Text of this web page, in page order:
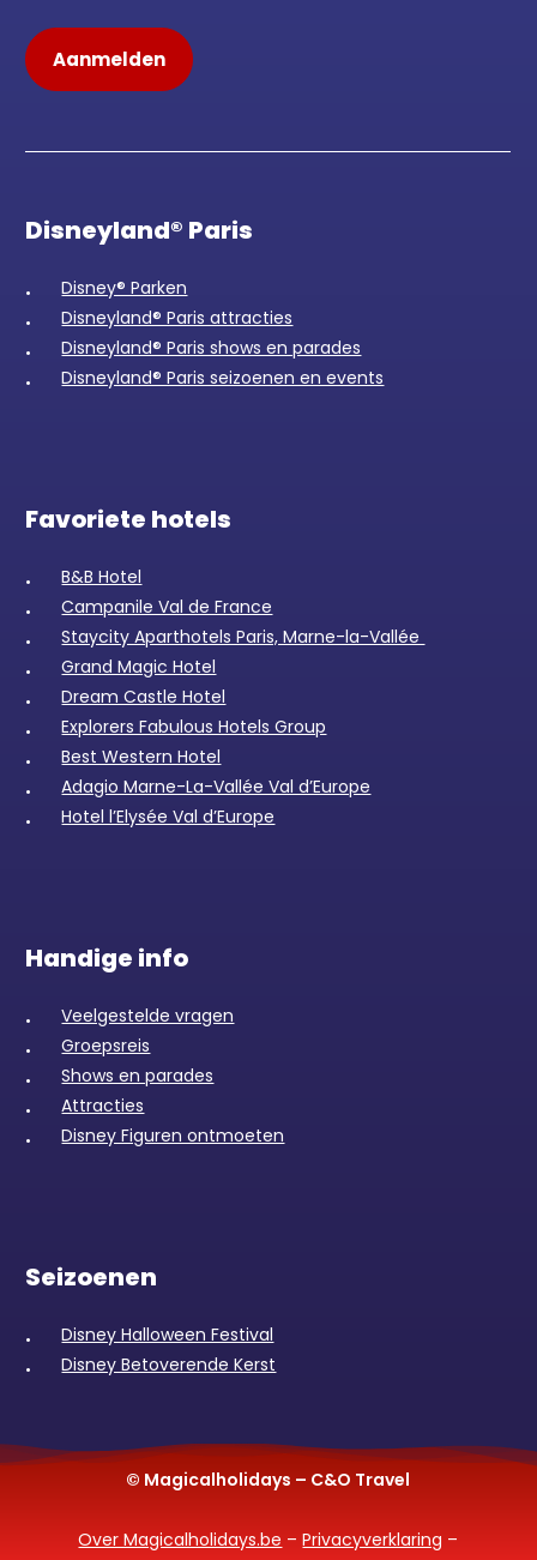
Disneyland® Paris
Disney® Parken
Disneyland® Paris attracties
Disneyland® Paris shows en parades
Disneyland® Paris seizoenen en events
Favoriete hotels
B&B Hotel
Campanile Val de France
Staycity Aparthotels Paris, Marne-la-Vallée
Grand Magic Hotel
Dream Castle Hotel
Explorers Fabulous Hotels Group
Best Western Hotel
Adagio Marne-La-Vallée Val d’Europe
Hotel l’Elysée Val d’Europe
Handige info
Veelgestelde vragen
Groepsreis
Shows en parades
Attracties
Disney Figuren ontmoeten
Seizoenen
Disney Halloween Festival
Disney Betoverende Kerst
© Magicalholidays – C&O Travel
Over Magicalholidays.be –Privacyverklaring –